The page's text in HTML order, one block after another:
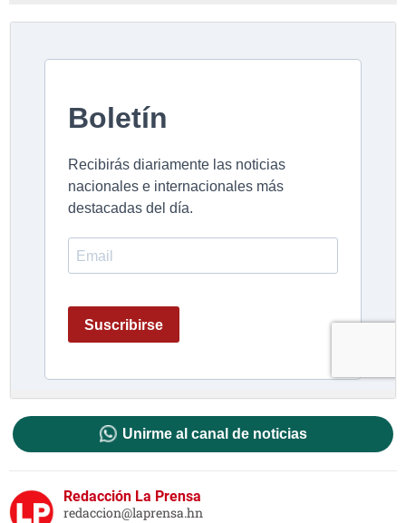
Unirme al canal de noticias
Redacción La Prensa
redaccion@laprensa.hn